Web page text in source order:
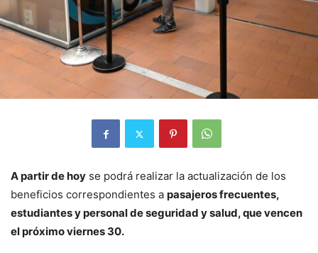
A partir de hoy se podrá realizar la actualización de los
beneficios correspondientes a pasajeros frecuentes,
estudiantes y personal de seguridad y salud, que vencen
el próximo viernes 30.